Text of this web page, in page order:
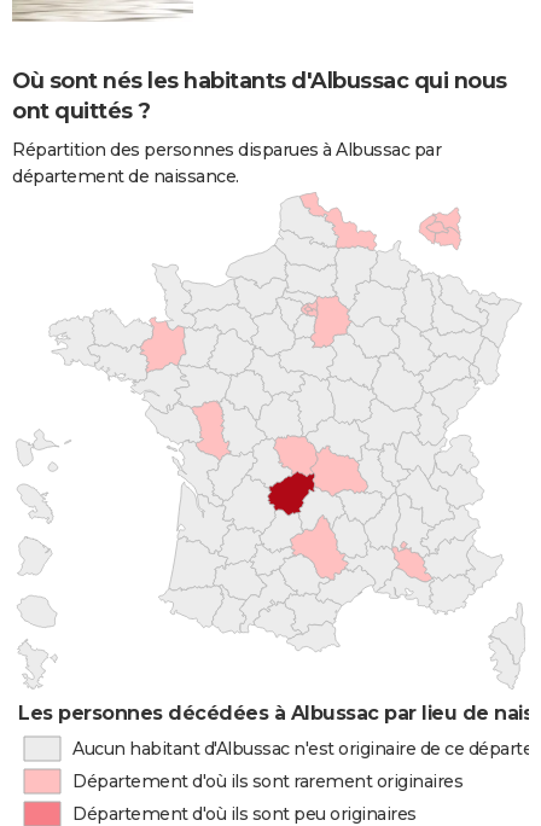
Où sont nés les habitants d'Albussac qui nous
ont quittés ?
Répartition des personnes disparues à Albussac par
département de naissance.
Les personnes décédées à Albussac par lieu de
Aucun habitant d'Albussac n'est originaire de ce
Département d'où ils sont rarement originaires
Département d'où ils sont peu originaires